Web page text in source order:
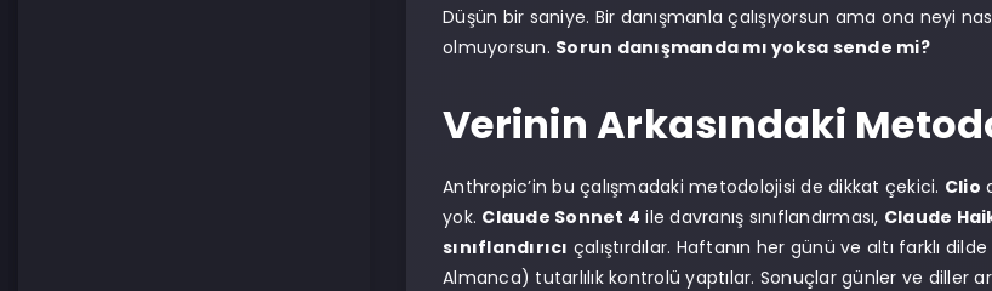
Düşün bir saniye. Bir danışmanla çalışıyorsun ama ona neyi
olmuyorsun. Sorun danışmanda mı yoksa sende mi?
Verinin Arkasındaki
Anthropic’in bu çalışmadaki metodolojisi de dikkat çekici. Clio
yok. Claude Sonnet 4 ile davranış sınıflandırması, Claude
sınıflandırıcı çalıştırdılar. Haftanın her günü ve altı farklı
Almanca) tutarlılık kontrolü yaptılar. Sonuçlar günler ve diller